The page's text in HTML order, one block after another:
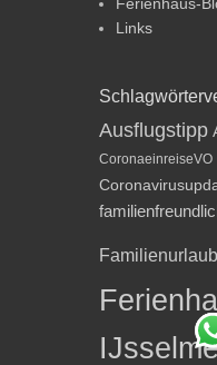
Links
Ausflugstipp
CoronaeinreiseVO
Familienurlaub